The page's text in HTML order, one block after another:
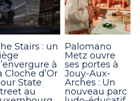
Stairs : un
à
Cloche d’Or
State
au
Palomano
Metz ouvre
ses portes à
Jouy-Aux-
Arches : Un
nouveau parc